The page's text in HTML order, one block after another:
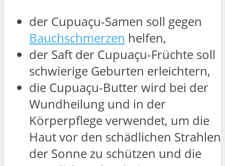
der Cupuaçu-Samen soll gegen
Bauchschmerzen helfen,
der Saft der Cupuaçu-Früchte soll
schwierige Geburten erleichtern,
die Cupuaçu-Butter wird bei der
Wundheilung und in der
Körperpflege verwendet, um die
Haut vor den schädlichen Strahlen
der Sonne zu schützen und die